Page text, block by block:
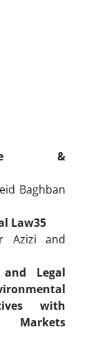
&
Baghban
Law35
Azizi
and
and Legal
with
Markets